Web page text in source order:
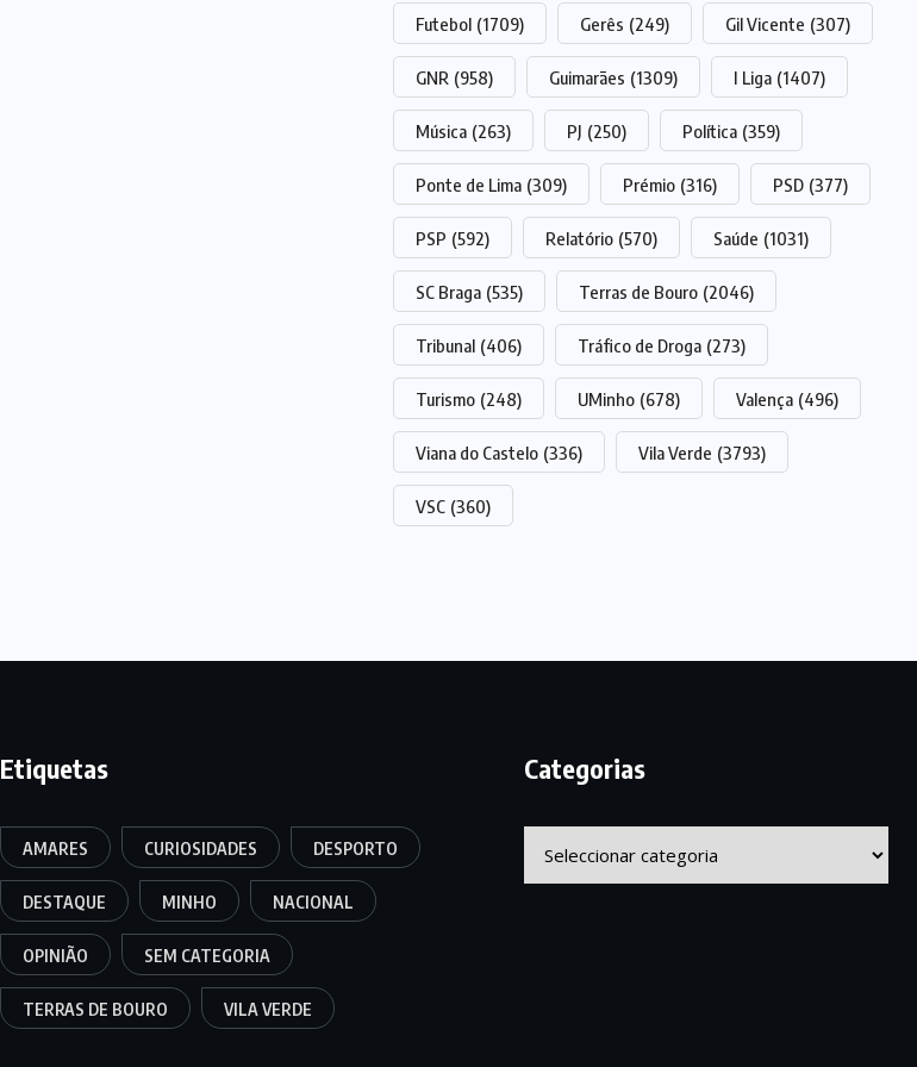
Futebol (1709) Gerês (249) Gil Vicente (307)
GNR (958) Guimarães (1309) I Liga (1407)
Música (263) PJ (250) Política (359)
Ponte de Lima (309) Prémio (316) PSD (377)
PSP (592) Relatório (570) Saúde (1031)
SC Braga (535) Terras de Bouro (2046)
Tribunal (406) Tráfico de Droga (273)
Turismo (248) UMinho (678) Valença (496)
Viana do Castelo (336) Vila Verde (3793)
VSC (360)
Etiquetas
AMARES CURIOSIDADES DESPORTO
DESTAQUE MINHO NACIONAL
OPINIÃO SEM CATEGORIA
TERRAS DE BOURO VILA VERDE
Categorias